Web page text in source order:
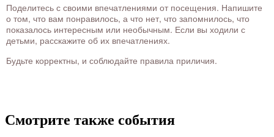
Поделитесь с своими впечатлениями от посещения. Напишите
о том, что вам понравилось, а что нет, что запомнилось, что
показалось интересным или необычным. Если вы ходили с
детьми, расскажите об их впечатлениях.
Будьте корректны, и соблюдайте правила приличия.
Смотрите также события